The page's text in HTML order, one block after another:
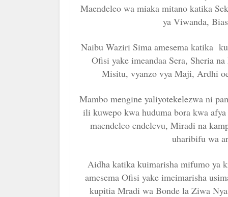
Maendeleo wa miaka mitano katika
ya Viwanda,
Naibu Waziri Sima amesema katika
Ofisi yake imeandaa Sera, Sheria
Misitu, vyanzo vya Maji, Ardhi
Mambo mengine yaliyotekelezwa ni
ili kuwepo kwa huduma bora kwa
maendeleo endelevu, Miradi na
uharibifu wa
Aidha katika kuimarisha mifumo ya
amesema Ofisi yake imeimarisha
kupitia Mradi wa Bonde la Ziwa